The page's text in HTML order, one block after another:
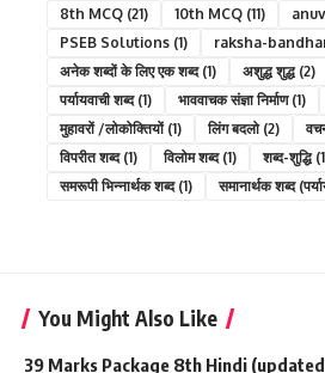
8th MCQ (21) 10th MCQ (11)
PSEB Solutions (1) raksha-
अनेक शब्दों के लिए एक शब्द(1) अशुद्ध शुद्ध(2)
पर्यायवाची शब्द(1) भाववाचक संज्ञा निर्माण(1)
मुहावरों /लोकोक्तियों(1) लिंग बदलो(2)
विपरीत शब्द(1) विलोम शब्द(1) शब्द-शुद्धि
समरूपी भिन्नार्थक शब्द(1) समानार्थक शब्द
You Might Also Like
39 Marks Package 8th Hindi